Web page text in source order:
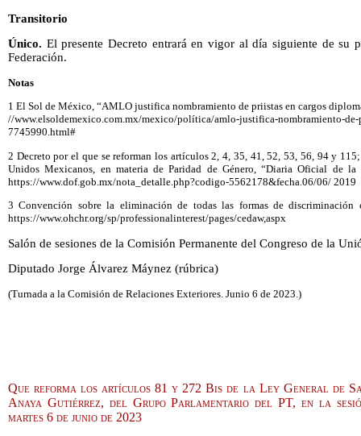
Transitorio
Único. El presente Decreto entrará en vigor al día siguiente de
Federación.
Notas
1 El Sol de México, “AMLO justifica nombramiento de priistas en cargos
//www.elsoldemexico.com.mx/mexico/política/amlo-justifica-nombramiento-
7745990.html#
2 Decreto por el que se reforman los artículos 2, 4, 35, 41, 52, 53, 56, 94 y
Unidos Mexicanos, en materia de Paridad de Género, “Diaria Oficial de la
https://www.dof.gob.mx/nota_detalle.php?codigo-5562178&fecha.06/06/ 2019
3 Convención sobre la eliminación de todas las formas de discriminación
https://www.ohchr.org/sp/professionalinterest/pages/cedaw,aspx
Salón de sesiones de la Comisión Permanente del Congreso de la
Diputado Jorge Álvarez Máynez (rúbrica)
(Turnada a la Comisión de Relaciones Exteriores. Junio 6 de 2023.)
Que reforma los artículos 81 y 272 Bis de la Ley General de
Anaya Gutiérrez, del Grupo Parlamentario del PT, en la
martes 6 de junio de 2023